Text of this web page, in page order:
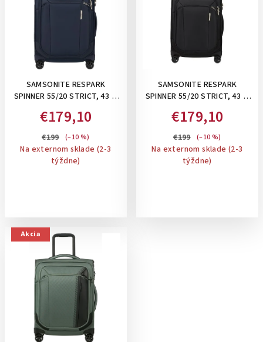
SAMSONITE RESPARK
SPINNER 55/20 STRICT, 43 L-
BLUE
€179,10
€199 (–10 %)
Na externom sklade (2-3
týždne)
SAMSONITE RESPARK
SPINNER 55/20 STRICT, 43 L-
BLACK
€179,10
€199 (–10 %)
Na externom sklade (2-3
týždne)
Akcia